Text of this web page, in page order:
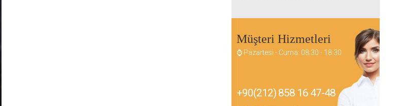
Müşteri Hizmetleri
⌚ Pazartesi - Cuma: 08:30 - 18:30
+90(212) 858 16 47-48